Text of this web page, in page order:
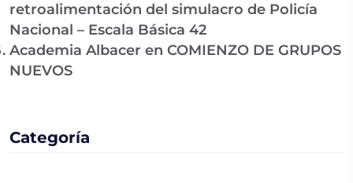
retroalimentación del simulacro de Policía
Nacional – Escala Básica 42
Academia Albacer en COMIENZO DE GRUPOS
NUEVOS
Categoría